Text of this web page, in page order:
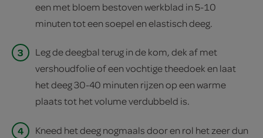
een met bloem bestoven werkblad in 5-10
minuten tot een soepel en elastisch deeg.
3
Leg de deegbal terug in de kom, dek af met
vershoudfolie of een vochtige theedoek en laat
het deeg 30-40 minuten rijzen op een warme
plaats tot het volume verdubbeld is.
4
Kneed het deeg nogmaals door en rol het zeer dun